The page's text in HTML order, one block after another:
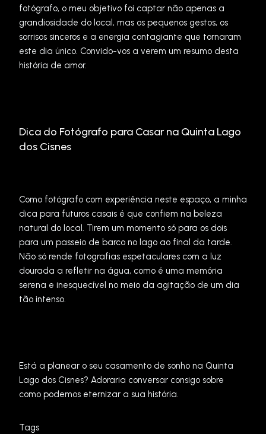
fotógrafo, o meu objetivo foi captar não apenas a
grandiosidade do local, mas os pequenos gestos, os
sorrisos sinceros e a energia contagiante que tornaram
este dia único. Convido-vos a verem um resumo desta
história de amor.
Dica do Fotógrafo para Casar na Quinta Lago
dos Cisnes
Como fotógrafo com experiência neste espaço, a minha
dica para futuros casais é que confiem na beleza
natural do local. Tirem um momento só para os dois
para um passeio de barco no lago ao final da tarde.
Não só rende fotografias espetaculares com a luz
dourada a refletir na água, como é uma memória
serena e inesquecível no meio da agitação de um dia
tão intenso.
Está a planear o seu casamento de sonho na Quinta
Lago dos Cisnes? Adoraria conversar consigo sobre
como podemos eternizar a sua história.
Tags